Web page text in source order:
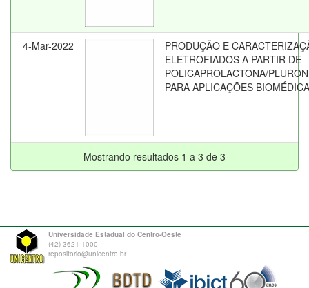
4-Mar-2022
PRODUÇÃO E
ELETROFIADOS A PARTIR DE
POLICAPROLACTONA/
PARA APLICAÇÕES
Mostrando resultados 1 a 3 de 3
Universidade Estadual do Centro-Oeste
(42) 3621-1000
repositorio@unicentro.br